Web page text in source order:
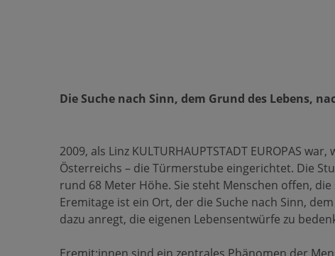
Die Suche nach Sinn, dem Grund des Lebens,
2009, als Linz KULTURHAUPTSTADT EUROPAS
Österreichs – die Türmerstube eingerichtet. Die
rund 68 Meter Höhe. Sie steht Menschen offen,
Eremitage ist ein Ort, der die Suche nach Sinn,
dazu anregt, die eigenen Lebensentwürfe zu